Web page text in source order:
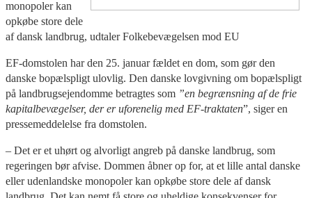
monopoler kan
opkøbe store dele
af dansk landbrug, udtaler Folkebevægelsen mod EU
EF-domstolen har den 25. januar fældet en dom, som gør den
danske bopælspligt ulovlig. Den danske lovgivning om bopælspligt
på landbrugsejendomme betragtes som ”en begrænsning af de frie
kapitalbevægelser, der er uforenelig med EF-traktaten”, siger en
pressemeddelelse fra domstolen.
– Det er et uhørt og alvorligt angreb på danske landbrug, som
regeringen bør afvise. Dommen åbner op for, at et lille antal danske
eller udenlandske monopoler kan opkøbe store dele af dansk